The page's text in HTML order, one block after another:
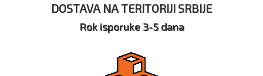
DOSTAVA NA TERITORIJI SRBIJE
Rok isporuke 3-5 dana